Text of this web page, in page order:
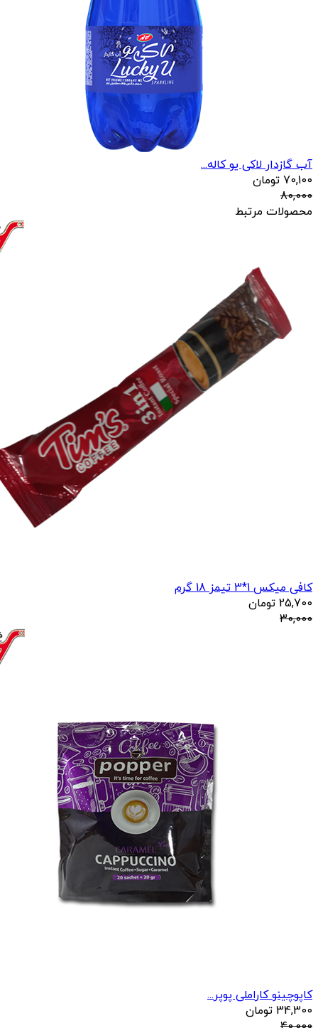
آب گازدار لاکی یو کاله...
70,100 تومان
80,000
محصولات مرتبط
کافی میکس 1*3 تیمز 18 گرم
25,700 تومان
30,000
کاپوچینو کاراملی پوپر...
34,300 تومان